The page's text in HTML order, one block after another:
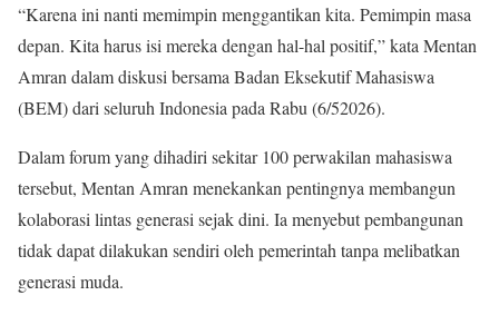
“Karena ini nanti memimpin menggantikan kita. Pemimpin masa
depan. Kita harus isi mereka dengan hal-hal positif,” kata Mentan
Amran dalam diskusi bersama Badan Eksekutif Mahasiswa
(BEM) dari seluruh Indonesia pada Rabu (6/52026).
Dalam forum yang dihadiri sekitar 100 perwakilan mahasiswa
tersebut, Mentan Amran menekankan pentingnya membangun
kolaborasi lintas generasi sejak dini. Ia menyebut pembangunan
tidak dapat dilakukan sendiri oleh pemerintah tanpa melibatkan
generasi muda.